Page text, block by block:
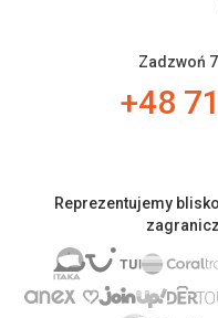
Zadzwoń
+48
Reprezentujemy